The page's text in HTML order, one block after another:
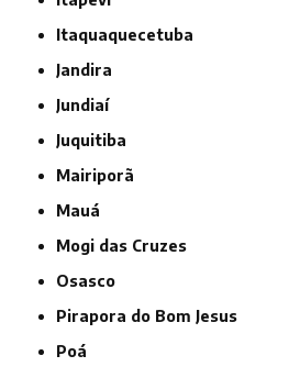
Itaquaquecetuba
Jandira
Jundiaí
Juquitiba
Mairiporã
Mauá
Mogi das Cruzes
Osasco
Pirapora do Bom Jesus
Poá